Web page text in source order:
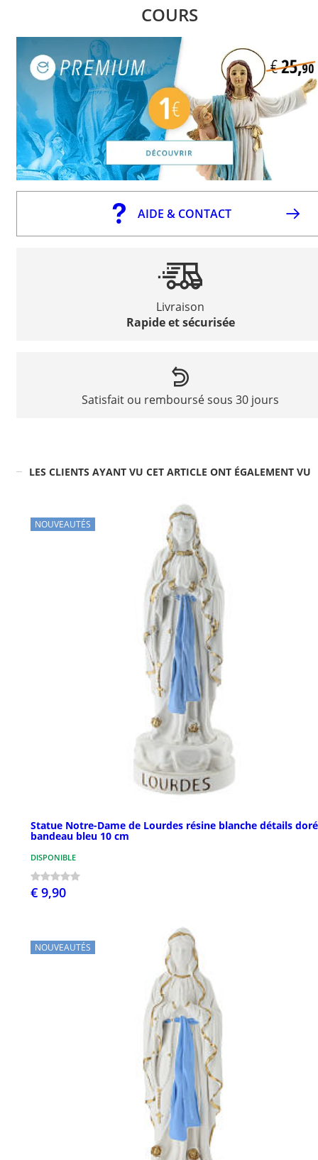
COURS
AIDE & CONTACT
Livraison
Rapide et sécurisée
Satisfait ou remboursé sous 30 jours
LES CLIENTS AYANT VU CET ARTICLE ONT ÉGALEMENT VU
NOUVEAUTÉS
Statue Notre-Dame de Lourdes résine blanche détails
bandeau bleu 10 cm
DISPONIBLE
€ 9,90
NOUVEAUTÉS